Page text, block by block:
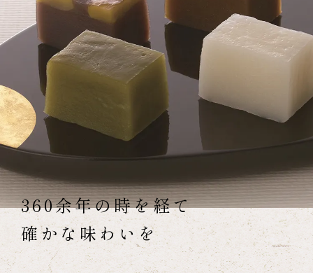
360余年の時を経て
確かな味わいを